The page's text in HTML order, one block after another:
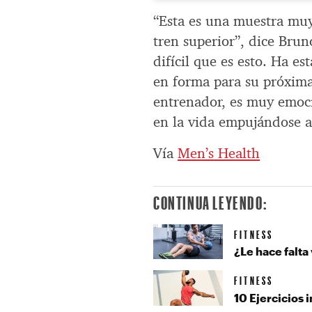
“Esta es una muestra
tren superior”, dice
difícil que es esto. Ha
en forma para su
entrenador, es muy
en la vida empujándose
VíaMen’s Health
CONTINUA LEYENDO:
FITNESS
¿Le hace
FITNESS
10 Ejercicios